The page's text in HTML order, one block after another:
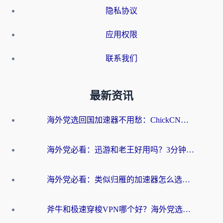
隐私协议
应用权限
联系我们
最新资讯
海外党选回国加速器不用愁：ChickCN和洞见哪个好？一篇搞定所有疑问
海外党必看：迅游和老王好用吗？3分钟选对加速国内网络的加速器
海外党必看：类似归雁的加速器怎么选？一篇搞定无缝访问国内资源
斧牛和极速穿梭VPN哪个好？海外党选回国加速器必看的真实对比与避坑指南